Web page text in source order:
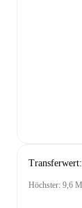
Transferwert:
Höchster: 9,6